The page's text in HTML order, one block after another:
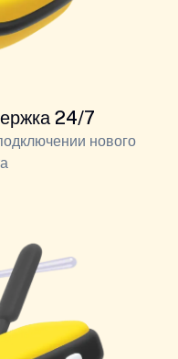
24/7
нового